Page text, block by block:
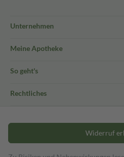
Unternehmen
Meine Apotheke
So geht's
Rechtliches
Widerruf